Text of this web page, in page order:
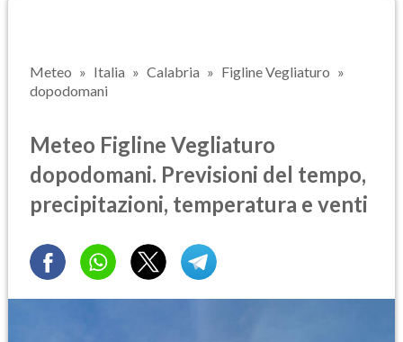
Meteo Italia Calabria
Figline Vegliaturo
dopodomani
Meteo Figline Vegliaturo
dopodomani. Previsioni del tempo,
precipitazioni, temperatura e venti